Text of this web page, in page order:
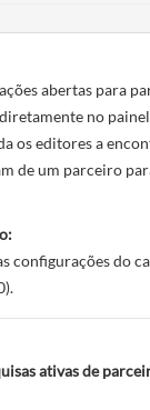
abertas para
no
os editores a
de um parceiro
configurações do
ativas de